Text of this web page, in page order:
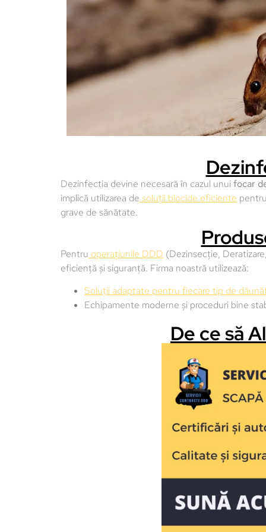
Dezinfectia devine necesară în cazul unuifocar
implică utilizarea de soluții biocide eficiente
grave de sănătate.
Pentru operațiunile DDD (Dezinsecție,
eficiență și siguranță. Firma noastră utilizează:
Soluții adaptate pentru fiecare tip de
Echipamente moderne și proceduri bine
De ce să